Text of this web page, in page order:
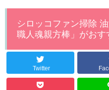
シロッコファン掃除
職人魂親方棒」がおす
Twitter